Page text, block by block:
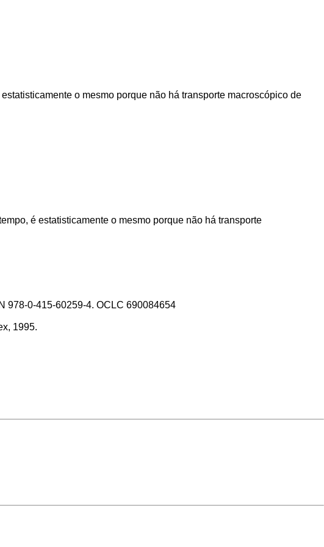
o mesmo porque não há transporte macroscópico de
é estatisticamente o mesmo porque não há transporte
978-0-415-60259-4. OCLC 690084654
1995.